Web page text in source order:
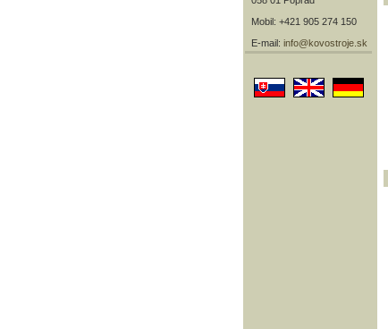
Mobil: +421 905 274 150
E-mail: info@kovostroje.sk